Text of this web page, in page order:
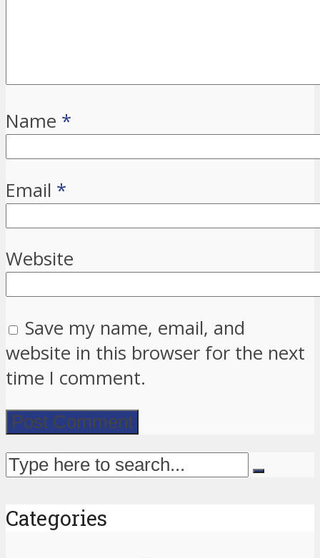
Name *
Email *
Website
Save my name, email, and
website in this browser for the next
time I comment.
Categories